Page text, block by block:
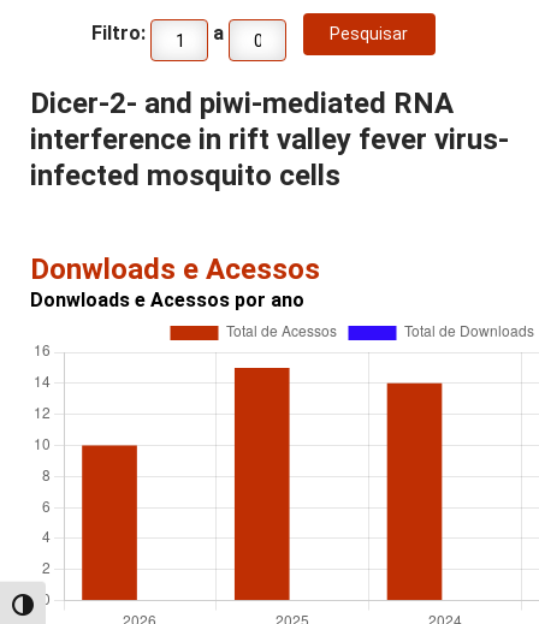
Alternar alto contraste
Filtro: a
Dicer-2- and piwi-mediated RNA
interference in rift valley fever virus-
infected mosquito cells
Donwloads e Acessos
Donwloads e Acessos por ano